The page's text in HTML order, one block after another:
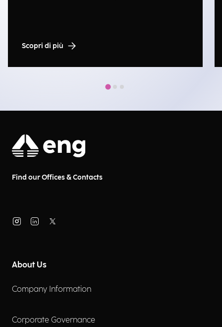
Scopri di più
Find our Offices & Contacts
About Us
Company Information
Corporate Governance